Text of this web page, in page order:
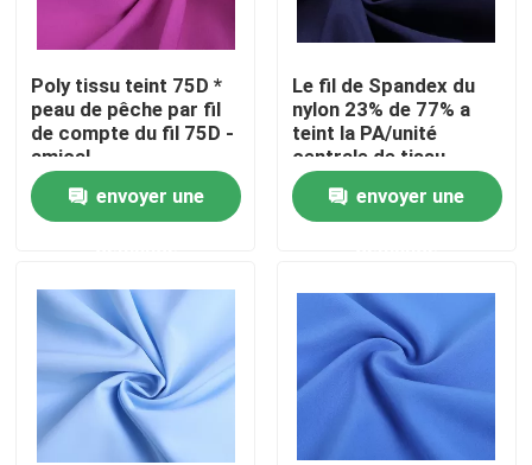
tissu de taffetas de polyester
Tissu en nylon de taffetas
Textile tissé de polyester
Tissu en nylon tissé
tissu de knit de polyester
Tissu en nylon de Knit
Poly tissu teint 75D *
peau de pêche par fil
de compte du fil 75D -
amical
envoyer une
Le fil de Spandex du
nylon 23% de 77% a
teint la PA/unité
centrale de tissu
enduites pour le tissu
de sac envoyer une